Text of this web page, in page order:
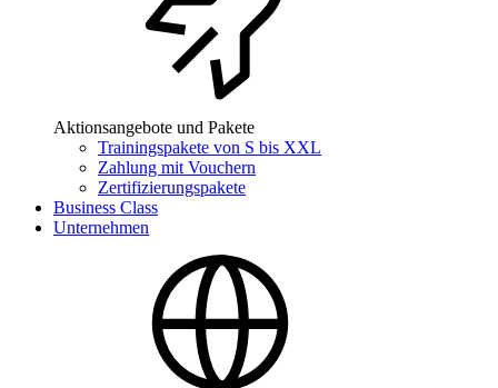
Aktionsangebote und Pakete
Trainingspakete von S bis XXL
Zahlung mit Vouchern
Zertifizierungspakete
Business Class
Unternehmen